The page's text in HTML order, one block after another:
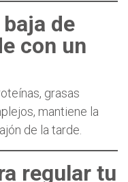
de
con un
grasas
mantiene la
de la tarde.
regular tu